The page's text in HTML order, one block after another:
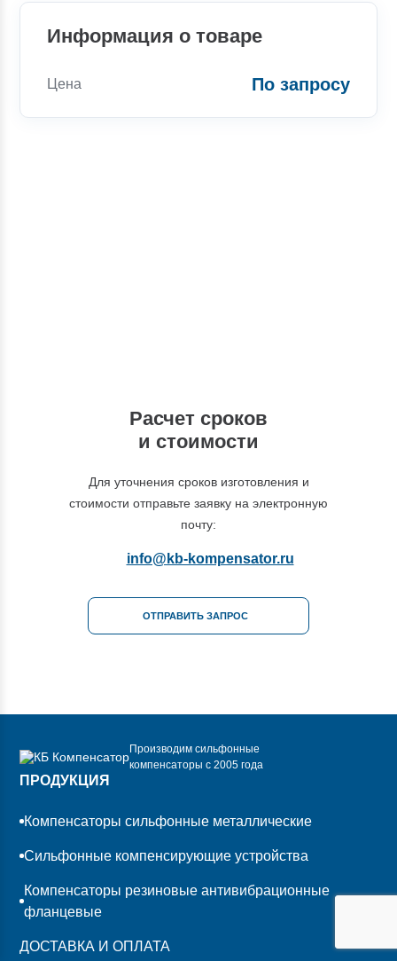
Информация о товаре
Цена По запросу
Расчет сроков
и стоимости
Для уточнения сроков изготовления и
стоимости отправьте заявку на электронную
почту:
info@kb-kompensator.ru
ОТПРАВИТЬ ЗАПРОС
Производим сильфонные
компенсаторы с 2005 года
ПРОДУКЦИЯ
Компенсаторы сильфонные металлические
Сильфонные компенсирующие устройства
Компенсаторы резиновые антивибрационные
фланцевые
ДОСТАВКА И ОПЛАТА